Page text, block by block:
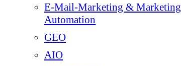
E-Mail-Marketing & Marketing
Automation
GEO
AIO